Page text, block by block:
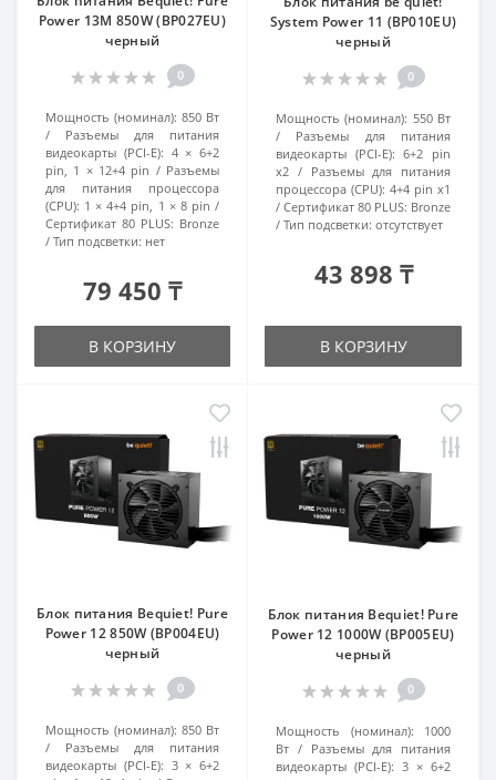
Power 13M 850W (BP027EU)
черный
0
Мощность (номинал): 850 Вт
Разъемы для питания
видеокарты (PCI-E): 4 × 6+2
pin, 1 × 12+4 pin
Разъемы
для питания процессора
(CPU): 1 × 4+4 pin, 1 × 8 pin
Сертификат 80 PLUS: Bronze
Тип подсветки: нет
79 450 ₸
В КОРЗИНУ
System Power 11 (BP010EU)
черный
0
Мощность (номинал): 550 Вт
Разъемы для питания
видеокарты (PCI-E): 6+2 pin
x2
Разъемы для питания
процессора (CPU): 4+4 pin x1
Сертификат 80 PLUS: Bronze
Тип подсветки: отсутствует
43 898 ₸
В КОРЗИНУ
Блок питания Bequiet! Pure
Power 12 850W (BP004EU)
черный
0
Мощность (номинал): 850 Вт
Разъемы для питания
видеокарты (PCI-E): 3 × 6+2
Блок питания Bequiet! Pure
Power 12 1000W (BP005EU)
черный
0
Мощность (номинал):
1000
Вт
Разъемы для питания
видеокарты (PCI-E): 3 × 6+2